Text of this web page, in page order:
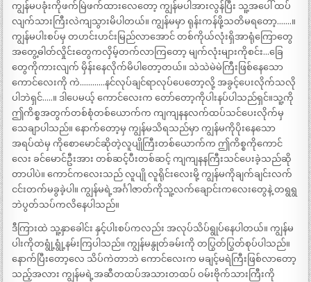
ကျွန်မပခုံးကိုဖက်မြဲဖက်ထားလေတော့ ကျွန်မပါအားလွန်ပြီး သူ့အပေါ် ထပ်
လျက်သားကြီးလဲကျသွားမိပါတယ်။ ကျွန်မမှာ ရုန်းကန်ဖို့သတိမရတော့…….။
ကျွန်မပါးစပ်မှ တဟင်းဟင်းမြည်လာအောင် တစ်ကိုယ်လုံးရှိအာရုံကြောတွေ
အတွေ့ဓါတ်လှိုင်းတွေကလှိမ့်တက်လာကြတော့ မျက်လုံးများကိုစင်း…ခြေ
တွေကိုကားလျက် မှိန်းနေလိုက်မိပါတော့တယ်။ သဲသဲမဲမဲကြီးဖြစ်နေသော
ကောင်လေးကို ကဲ…………နင်လုပ်ချင်ရာလုပ်ပေတော့လို့ အခွင့်ပေးလိုက်သလို
ပါဘဲရှင်…..။ ဒါပေမယ့် ကောင်လေးက တော်တော့ကိုပါးနပ်ပါသည်ရှင်။သူ့ကို
ဤကိစ္စအတွက်တစ်စုံတစ်ယောက်က ကျကျနနလက်ထပ်သင်ပေးလိုက်မှ
သေချာပါသည်။ နောက်တော့မှ ကျွန်မသိရသည်မှာ ကျွန်မကိုပိုးနေသော
အရပ်ထဲမှ ကိုစောမောင်ဆိုတဲ့လူပျိုကြီးတစ်ယောက်က ဤကိစ္စကိုကောင်
လေး ခင်မောင်ဦးအား တစ်ဆင့်ပီးတစ်ဆင့် ကျကျနနကြီးသင်ပေးခဲ့သည်ဆို
တာပါပဲ။ ကောင်ကလေးသည် လူပျို လူရိုင်းလေးမို့ ကျွန်မကိုချက်ချင်းလက်
ငင်းတက်မခွခဲ့ပါ။ ကျွန်မရဲ့အင်္ဂါဇာတ်ကိုသူ့လက်ချောင်းကလေးတွေနဲ့ တရွရွ
ဘဲပွတ်သပ်ကလိနေပါသည်။
ဒီကြားထဲ သူ့နှာခေါင်း နှင့်ပါးစပ်ကလည်း အလုပ်သိပ်ရွုပ်နေပါတယ်။ ကျွန်မ
ပါးကိုတရွုံ့ရွုံ့နမ်းကြပါသည်။ ကျွန်မနွုတ်ခမ်းကို တပြွတ်ပြွတ်စုပ်ပါသည်။
နောက်ပြီးတော့လေ သိပ်ကဲတာဘဲ ကောင်လေးက မချင့်မရဲကြီးဖြစ်လာတော့
သည့်အလား ကျွန်မရဲ့အဆီတထပ်အသားတထပ် ဝမ်းဗိုက်သားကြီးကို